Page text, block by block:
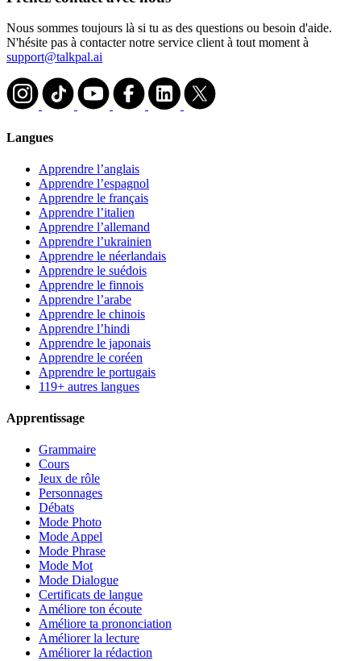
Nous sommes toujours là si tu as des questions ou besoin d'aide.
N'hésite pas à contacter notre service client à tout moment à
support@talkpal.ai
Langues
Apprendre l’anglais
Apprendre l’espagnol
Apprendre le français
Apprendre l’italien
Apprendre l’allemand
Apprendre l’ukrainien
Apprendre le néerlandais
Apprendre le suédois
Apprendre le finnois
Apprendre l’arabe
Apprendre le chinois
Apprendre l’hindi
Apprendre le japonais
Apprendre le coréen
Apprendre le portugais
119+ autres langues
Apprentissage
Grammaire
Cours
Jeux de rôle
Personnages
Débats
Mode Photo
Mode Appel
Mode Phrase
Mode Mot
Mode Dialogue
Certificats de langue
Améliore ton écoute
Améliore ta prononciation
Améliorer la lecture
Améliorer la rédaction